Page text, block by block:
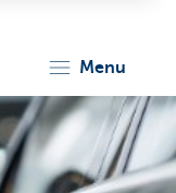
menu